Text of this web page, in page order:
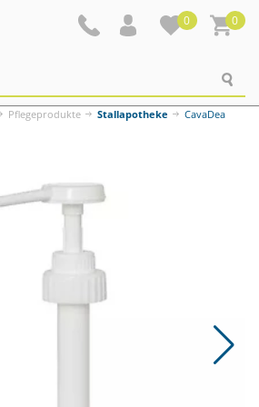
0 0
Pflegeprodukte Stallapotheke
CavaDea